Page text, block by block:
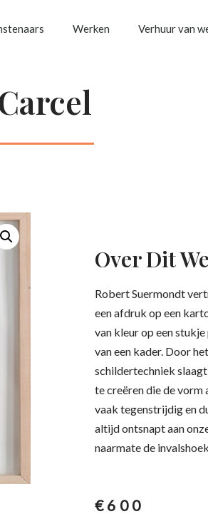
Werken Verhuur van
Over Dit
Robert Suermondt
een afdruk op een
van kleur op een
van een kader. Door
schildertechniek
te creëren die de vorm
vaak tegenstrijdig en
altijd ontsnapt aan
naarmate de
€ 600